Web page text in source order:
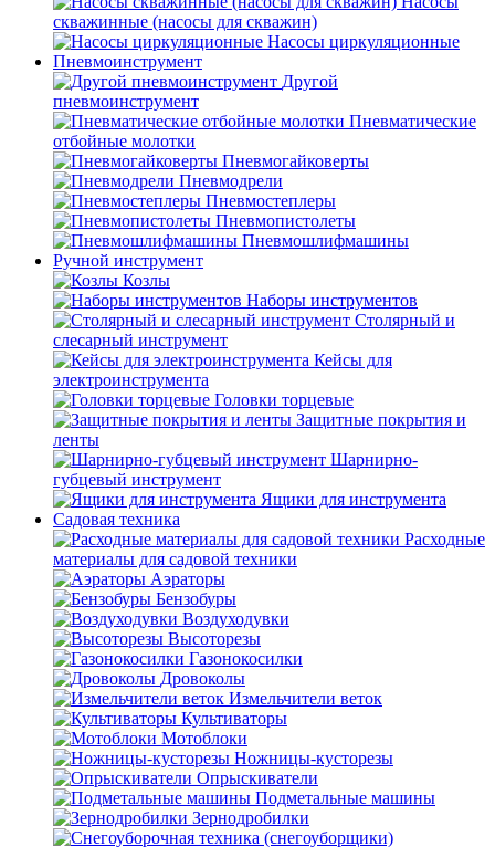
скважинные (насосы для скважин)
Насосы циркуляционные
Пневмоинструмент
Другой
пневмоинструмент
Пневматические
отбойные молотки
Пневмогайковерты
Пневмодрели
Пневмостеплеры
Пневмопистолеты
Пневмошлифмашины
Ручной инструмент
Козлы
Наборы инструментов
Столярный и
слесарный инструмент
Кейсы для
электроинструмента
Головки торцевые
Защитные покрытия и
ленты
Шарнирно-
губцевый инструмент
Ящики для инструмента
Садовая техника
Расходные
материалы для садовой техники
Аэраторы
Бензобуры
Воздуходувки
Высоторезы
Газонокосилки
Дровоколы
Измельчители веток
Культиваторы
Мотоблоки
Ножницы-кусторезы
Опрыскиватели
Подметальные машины
Зернодробилки